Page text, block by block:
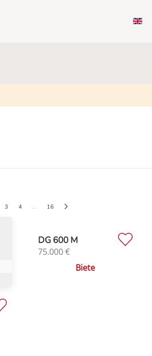
3 4 … 16
DG 600 M
75.000 €
Biete